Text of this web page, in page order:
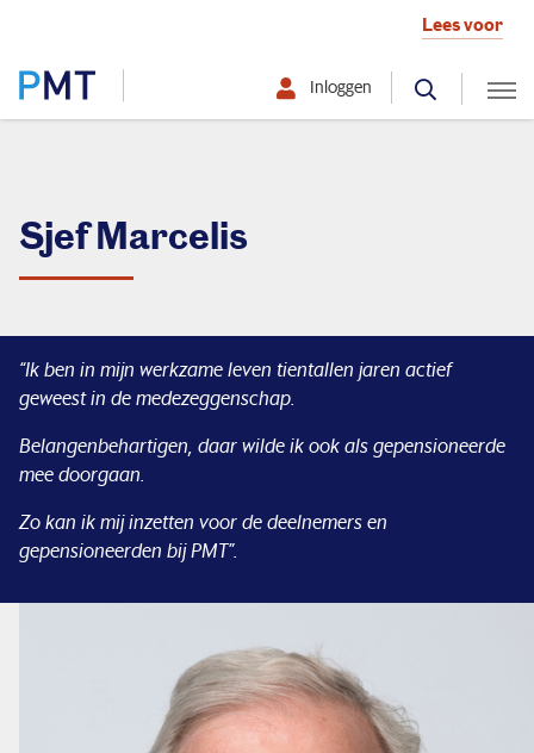
Lees voor
Werkgever
Over PMT
Inloggen
Organisatie
Zo beleggen we
Service & contact
Sjef Marcelis
“Ik ben in mijn werkzame leven tientallen jaren actief
geweest in de medezeggenschap.
Belangenbehartigen, daar wilde ik ook als gepensioneerde
mee doorgaan.
Zo kan ik mij inzetten voor de deelnemers en
gepensioneerden bij PMT”.